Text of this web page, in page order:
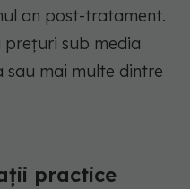
an post-tratament.
prețuri sub media
sau mai multe dintre
practice